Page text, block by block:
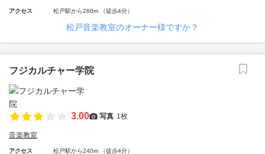
アクセス 松戸駅から260m （徒歩4分）
松戸音楽教室のオーナー様ですか？
フジカルチャー学院
3.00 写真 1枚
音楽教室
アクセス 松戸駅から240m （徒歩4分）